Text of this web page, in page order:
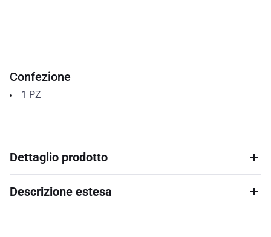
Confezione
1 PZ
Dettaglio prodotto
Descrizione estesa